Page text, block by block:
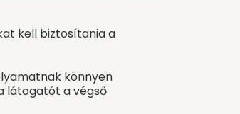
kell biztosítania a
könnyen
látogatót a végső